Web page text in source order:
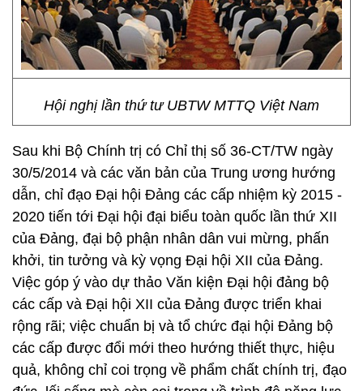
Hội nghị lần thứ tư UBTW MTTQ Việt Nam
Sau khi Bộ Chính trị có Chỉ thị số 36-CT/TW ngày
30/5/2014 và các văn bản của Trung ương hướng
dẫn, chỉ đạo Đại hội Đảng các cấp nhiệm kỳ 2015 -
2020 tiến tới Đại hội đại biểu toàn quốc lần thứ XII
của Đảng, đại bộ phận nhân dân vui mừng, phấn
khởi, tin tưởng và kỳ vọng Đại hội XII của Đảng.
Việc góp ý vào dự thảo Văn kiện Đại hội đảng bộ
các cấp và Đại hội XII của Đảng được triển khai
rộng rãi; việc chuẩn bị và tổ chức đại hội Đảng bộ
các cấp được đổi mới theo hướng thiết thực, hiệu
quả, không chỉ coi trọng về phẩm chất chính trị, đạo